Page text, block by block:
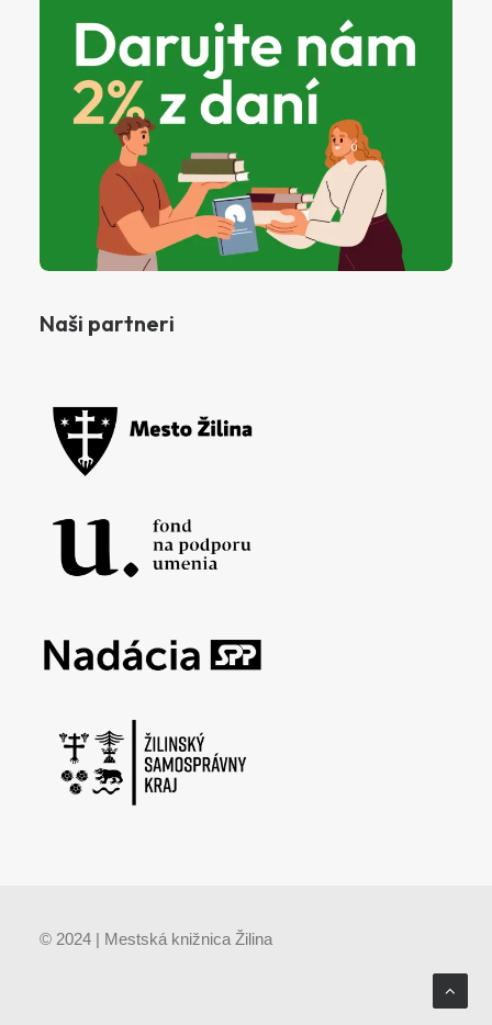
Naši partneri
© 2024 | Mestská knižnica Žilina